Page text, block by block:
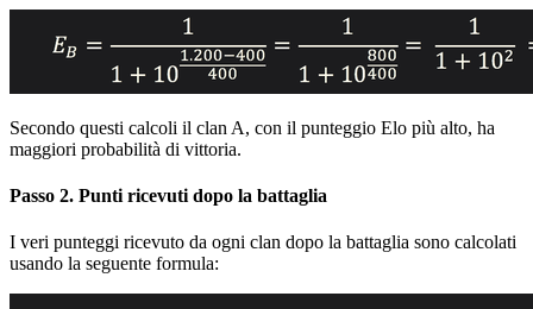
Secondo questi calcoli il clan A, con il punteggio Elo più alto, ha
maggiori probabilità di vittoria.
Passo 2. Punti ricevuti dopo la battaglia
I veri punteggi ricevuto da ogni clan dopo la battaglia sono calcolati
usando la seguente formula: